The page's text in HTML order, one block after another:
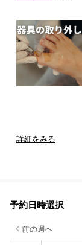
詳細をみる
予約日時選択
前の週へ